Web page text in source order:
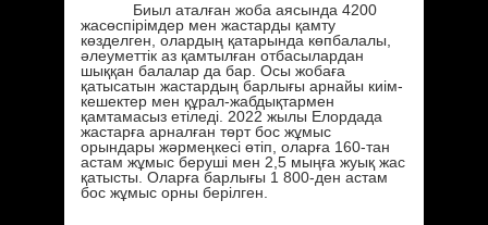
Биыл аталған жоба аясында 4200
жасөспірімдер мен жастарды қамту
көзделген, олардың қатарында көпбалалы,
әлеуметтік аз қамтылған отбасылардан
шыққан балалар да бар. Осы жобаға
қатысатын жастардың барлығы арнайы киім-
кешектер мен құрал-жабдықтармен
қамтамасыз етіледі. 2022 жылы Елордада
жастарға арналған төрт бос жұмыс
орындары жәрмеңкесі өтіп, оларға 160-тан
астам жұмыс беруші мен 2,5 мыңға жуық жас
қатысты. Оларға барлығы 1 800-ден астам
бос жұмыс орны берілген.